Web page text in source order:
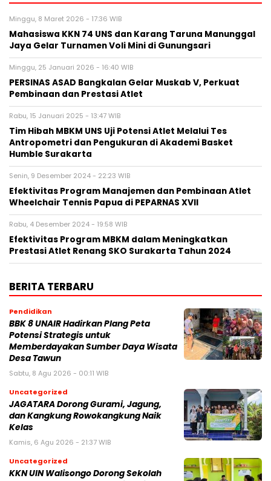
Minggu, 8 Maret 2026 - 17:36 WIB
Mahasiswa KKN 74 UNS dan Karang Taruna Manunggal
Jaya Gelar Turnamen Voli Mini di Gunungsari
Minggu, 25 Januari 2026 - 16:40 WIB
PERSINAS ASAD Bangkalan Gelar Muskab V, Perkuat
Pembinaan dan Prestasi Atlet
Rabu, 15 Januari 2025 - 13:47 WIB
Tim Hibah MBKM UNS Uji Potensi Atlet Melalui Tes
Antropometri dan Pengukuran di Akademi Basket
Humble Surakarta
Senin, 9 Desember 2024 - 22:23 WIB
Efektivitas Program Manajemen dan Pembinaan Atlet
Wheelchair Tennis Papua di PEPARNAS XVII
Rabu, 4 Desember 2024 - 19:58 WIB
Efektivitas Program MBKM dalam Meningkatkan
Prestasi Atlet Renang SKO Surakarta Tahun 2024
BERITA TERBARU
Pendidikan
BBK 8 UNAIR Hadirkan Plang Peta
Potensi Strategis untuk
Memberdayakan Sumber Daya Wisata
Desa Tawun
Sabtu, 8 Agu 2026 - 00:11 WIB
Uncategorized
JAGATARA Dorong Gurami, Jagung,
dan Kangkung Rowokangkung Naik
Kelas
Kamis, 6 Agu 2026 - 21:37 WIB
Uncategorized
KKN UIN Walisongo Dorong Sekolah